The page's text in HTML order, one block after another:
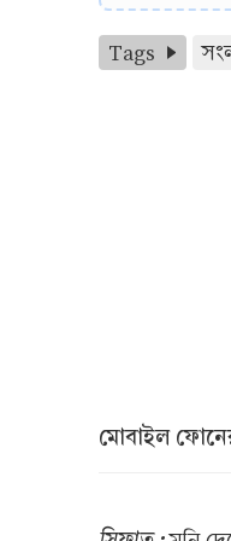
Tags
মোবাইল